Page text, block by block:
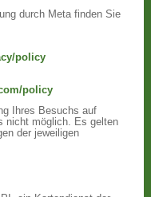
durch Meta finden Sie
policy
policy
Ihres Besuchs auf
nicht möglich. Es gelten
der jeweiligen